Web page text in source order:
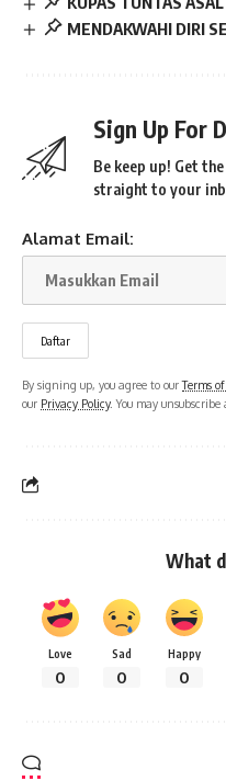
MENDAKWAHI DIRI
Sign Up For
Be keep up! Get
straight to your
Alamat Email:
By signing up, you agree to ourTerms
our Privacy Policy. You may
What
Love
0
Sad
0
Happy
0